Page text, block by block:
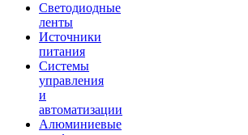
Светодиодные
ленты
Источники
питания
Системы
управления
и
автоматизации
Алюминиевые